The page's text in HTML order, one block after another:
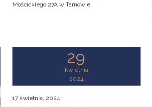
Mościckiego 27A w Tarnowie.
29
kwietnia
2024
17 kwietnia, 2024